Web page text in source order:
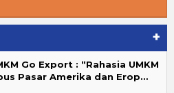
+
Go Export : “Rahasia UMKM
Pasar Amerika dan Erop…